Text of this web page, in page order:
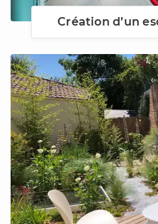
Création d’un